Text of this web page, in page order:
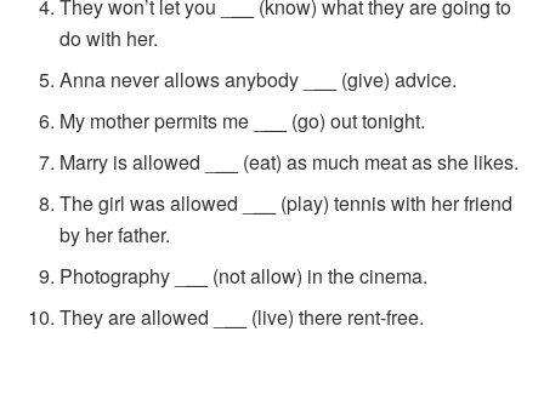
They won’t let you _
(know) what they are going to
do with her.
Anna never allows anybody _
(give) advice.
My mother permits me _
(go) out tonight.
Marry is allowed _
(eat) as much meat as she likes.
The girl was allowed _
(play) tennis with her friend
by her father.
Photography _
(not allow) in the cinema.
They are allowed _
(live) there rent-free.